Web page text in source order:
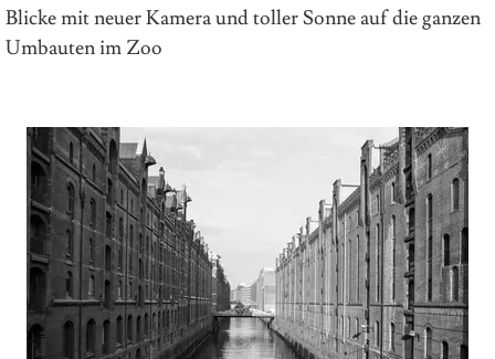
Blicke mit neuer Kamera und toller Sonne auf die ganzen
Umbauten im Zoo